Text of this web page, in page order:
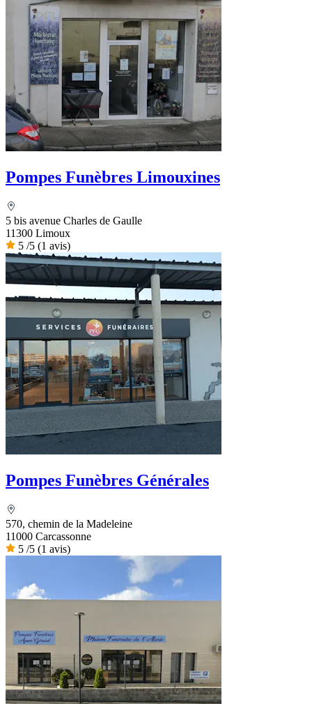
Pompes Funèbres Limouxines
5 bis avenue Charles de Gaulle
11300 Limoux
5 /5 (1 avis)
Pompes Funèbres Générales
570, chemin de la Madeleine
11000 Carcassonne
5 /5 (1 avis)